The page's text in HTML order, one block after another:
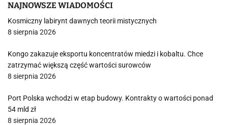
NAJNOWSZE WIADOMOŚCI
Kosmiczny labirynt dawnych teorii mistycznych
8 sierpnia 2026
Kongo zakazuje eksportu koncentratów miedzi i kobaltu. Chce
zatrzymać większą część wartości surowców
8 sierpnia 2026
Port Polska wchodzi w etap budowy. Kontrakty o wartości ponad
54 mld zł
8 sierpnia 2026